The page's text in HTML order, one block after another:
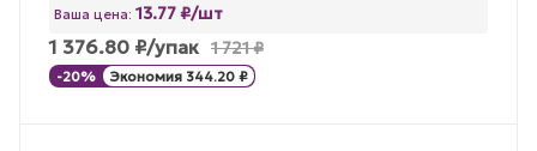
Ваша цена: 13.77 ₽/шт
1 376.80 ₽/упак 1 721₽
-20% Экономия 344.20 ₽